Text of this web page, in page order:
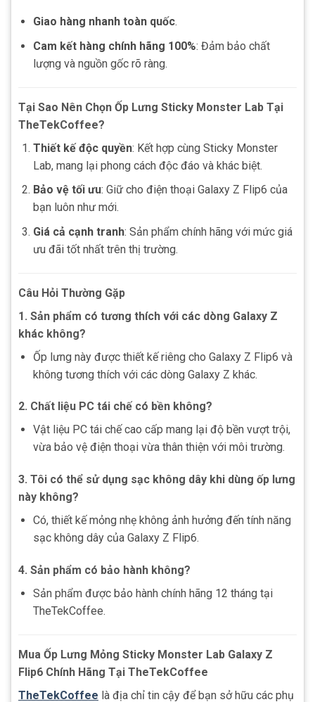
Giao hàng nhanh toàn quốc.
Cam kết hàng chính hãng 100%: Đảm bảo chất
lượng và nguồn gốc rõ ràng.
Tại Sao Nên Chọn Ốp Lưng Sticky Monster Lab Tại
TheTekCoffee?
Thiết kế độc quyền: Kết hợp cùng Sticky Monster
Lab, mang lại phong cách độc đáo và khác biệt.
Bảo vệ tối ưu: Giữ cho điện thoại Galaxy Z Flip6 của
bạn luôn như mới.
Giá cả cạnh tranh: Sản phẩm chính hãng với mức giá
ưu đãi tốt nhất trên thị trường.
Câu Hỏi Thường Gặp
1. Sản phẩm có tương thích với các dòng Galaxy Z
khác không?
Ốp lưng này được thiết kế riêng cho Galaxy Z Flip6 và
không tương thích với các dòng Galaxy Z khác.
2. Chất liệu PC tái chế có bền không?
Vật liệu PC tái chế cao cấp mang lại độ bền vượt trội,
vừa bảo vệ điện thoại vừa thân thiện với môi trường.
3. Tôi có thể sử dụng sạc không dây khi dùng ốp lưng
này không?
Có, thiết kế mỏng nhẹ không ảnh hưởng đến tính năng
sạc không dây của Galaxy Z Flip6.
4. Sản phẩm có bảo hành không?
Sản phẩm được bảo hành chính hãng 12 tháng tại
TheTekCoffee.
Mua Ốp Lưng Mỏng Sticky Monster Lab Galaxy Z
Flip6 Chính Hãng Tại TheTekCoffee
TheTekCoffee là địa chỉ tin cậy để bạn sở hữu các phụ